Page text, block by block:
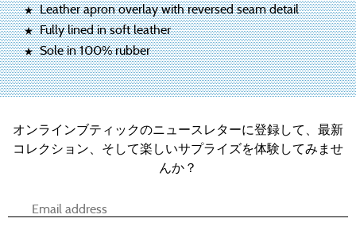
Leather apron overlay with reversed seam detail
Fully lined in soft leather
Sole in 100% rubber
オンラインブティックのニュースレターに登録して、最新
コレクション、そして楽しいサプライズを体験してみませ
んか？